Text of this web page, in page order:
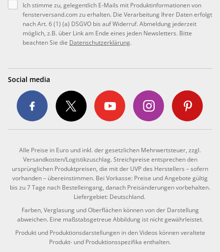
Ich stimme zu, gelegentlich E-Mails mit Produktinformationen von
fensterversand.com zu erhalten. Die Verarbeitung Ihrer Daten erfolgt
nach Art. 6 (1) (a) DSGVO bis auf Widerruf. Abmeldung jederzeit
möglich, z.B. über Link am Ende eines jeden Newsletters. Bitte
beachten Sie die Datenschutzerklärung.
Social media
Alle Preise in Euro und inkl. der gesetzlichen Mehrwertsteuer, zzgl.
Versandkosten/Logistikzuschlag. Streichpreise entsprechen den
ursprünglichen Produktpreisen, die mit der UVP des Herstellers – sofern
vorhanden – übereinstimmen. Bei Vorkasse: Preise und Angebote gültig
bis zu 7 Tage nach Bestelleingang, danach Preisänderungen vorbehalten.
Liefergebiet: Deutschland.
Farben, Verglasung und Oberflächen können von der Darstellung
abweichen. Eine maßstabsgetreue Abbildung ist nicht gewährleistet.
Produkt und Produktionsdarstellungen in den Videos können veraltete
Produkt- und Produktionsspezifika enthalten.